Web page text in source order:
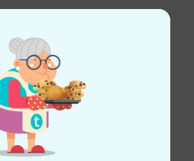
für Partymusik gut nutzbar. Die
gewöhnungsbedürftig und ich
Inzwischen ist es aber
sowohl zum Üben als auch für
es variable einsetzbar ist. Man
Jazztöne entlocken als auch